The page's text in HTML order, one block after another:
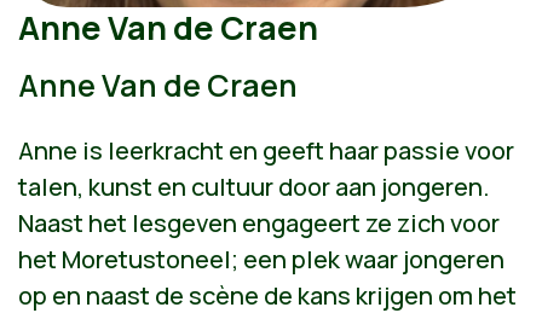
Anne Van de Craen
Anne Van de Craen
Anne is leerkracht en geeft haar passie voor
talen, kunst en cultuur door aan jongeren.
Naast het lesgeven engageert ze zich voor
het Moretustoneel; een plek waar jongeren
op en naast de scène de kans krijgen om het